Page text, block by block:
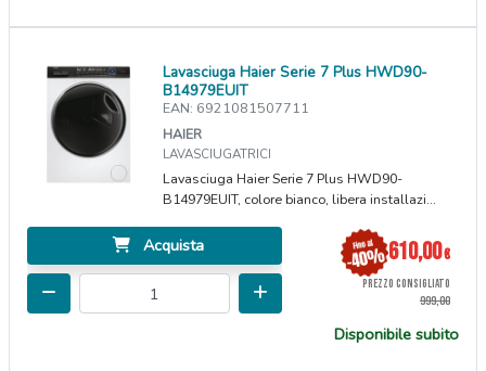
Lavasciuga Haier Serie 7 Plus HWD90-
B14979EUIT
EAN: 6921081507711
HAIER
LAVASCIUGATRICI
Lavasciuga Haier Serie 7 Plus HWD90-
B14979EUIT, colore bianco, libera installazi...
Acquista 610,00€
PREZZO CONSIGLIATO
999,00
Disponibile subito